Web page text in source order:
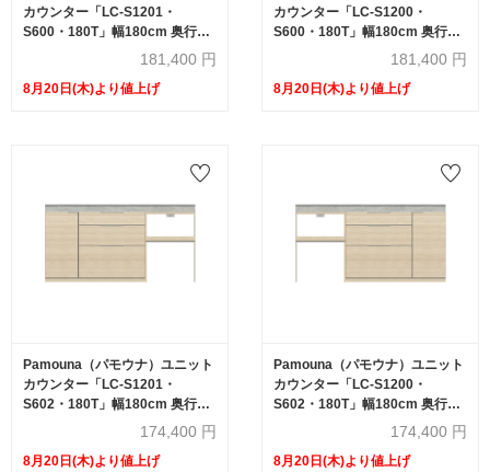
カウンター「LC-S1201・
S600・180T」幅180cm 奥行
46cm 高さ92.7cm 引出し+扉収
納（扉：向かって左） 引出し収
納 下台全4色 天板全2色
181,400 円
8月20日(木)より値上げ
カウンター「LC-S1200・
S600・180T」幅180cm 奥行
46cm 高さ92.7cm 引出し+扉収
納（扉：向かって右） 引出し収
納 下台全4色 天板全2色
181,400 円
8月20日(木)より値上げ
Pamouna（パモウナ）ユニット
カウンター「LC-S1201・
S602・180T」幅180cm 奥行
46cm 高さ92.7cm 引出し+扉収
納（扉：向かって左） 家電収納
下台全4色 天板全2色
174,400 円
8月20日(木)より値上げ
Pamouna（パモウナ）ユニット
カウンター「LC-S1200・
S602・180T」幅180cm 奥行
46cm 高さ92.7cm 引出し+扉収
納（扉：向かって右） 家電収納
下台全4色 天板全2色
174,400 円
8月20日(木)より値上げ